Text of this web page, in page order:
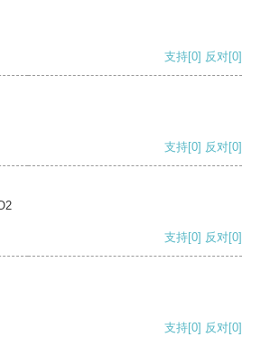
支持[0] 反对[0]
支持[0] 反对[0]
支持[0] 反对[0]
支持[0] 反对[0]